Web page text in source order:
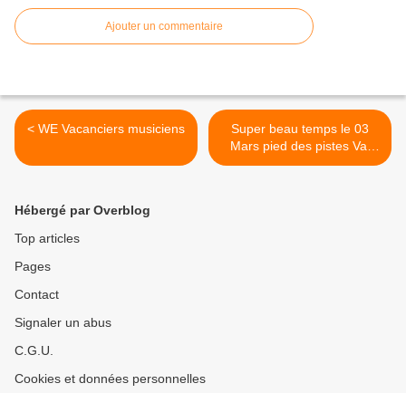
Ajouter un commentaire
< WE Vacanciers musiciens
Super beau temps le 03
Mars pied des pistes Val
Louron >
Hébergé par Overblog
Top articles
Pages
Contact
Signaler un abus
C.G.U.
Cookies et données personnelles